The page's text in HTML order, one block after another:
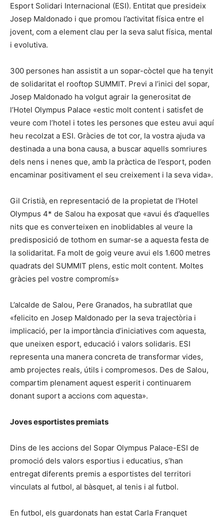
Esport Solidari Internacional (ESI). Entitat que presideix
Josep Maldonado i que promou l’activitat física entre el
jovent, com a element clau per la seva salut física, mental
i evolutiva.
300 persones han assistit a un sopar-còctel que ha tenyit
de solidaritat el rooftop SUMMIT. Previ a l’inici del sopar,
Josep Maldonado ha volgut agrair la generositat de
l’Hotel Olympus Palace «estic molt content i satisfet de
veure com l’hotel i totes les persones que esteu avui aquí
heu recolzat a ESI. Gràcies de tot cor, la vostra ajuda va
destinada a una bona causa, a buscar aquells somriures
dels nens i nenes que, amb la pràctica de l’esport, poden
encaminar positivament el seu creixement i la seva vida».
Gil Cristià, en representació de la propietat de l’Hotel
Olympus 4* de Salou ha exposat que «avui és d’aquelles
nits que es converteixen en inoblidables al veure la
predisposició de tothom en sumar-se a aquesta festa de
la solidaritat. Fa molt de goig veure avui els 1.600 metres
quadrats del SUMMIT plens, estic molt content. Moltes
gràcies pel vostre compromís»
L’alcalde de Salou, Pere Granados, ha subratllat que
«felicito en Josep Maldonado per la seva trajectòria i
implicació, per la importància d’iniciatives com aquesta,
que uneixen esport, educació i valors solidaris. ESI
representa una manera concreta de transformar vides,
amb projectes reals, útils i compromesos. Des de Salou,
compartim plenament aquest esperit i continuarem
donant suport a accions com aquesta».
Joves esportistes premiats
Dins de les accions del Sopar Olympus Palace-ESI de
promoció dels valors esportius i educatius, s’han
entregat diferents premis a esportistes del territori
vinculats al futbol, al bàsquet, al tenis i al futbol.
En futbol, els guardonats han estat Carla Franquet